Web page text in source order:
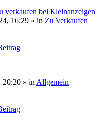
verkaufen bei Kleinanzeigen
16:29 » in Zu Verkaufen
20:20 » in Allgemein